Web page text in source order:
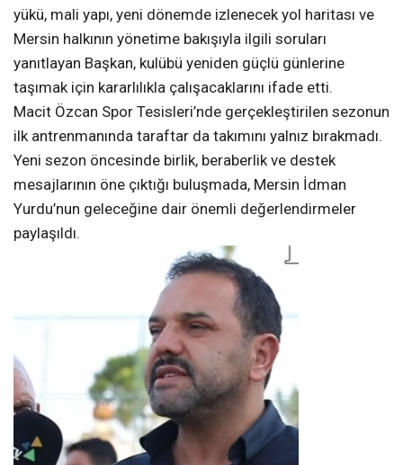
yükü, mali yapı, yeni dönemde izlenecek yol haritası ve
Mersin halkının yönetime bakışıyla ilgili soruları
yanıtlayan Başkan, kulübü yeniden güçlü günlerine
taşımak için kararlılıkla çalışacaklarını ifade etti.
Macit Özcan Spor Tesisleri’nde gerçekleştirilen sezonun
ilk antrenmanında taraftar da takımını yalnız bırakmadı.
Yeni sezon öncesinde birlik, beraberlik ve destek
mesajlarının öne çıktığı buluşmada, Mersin İdman
Yurdu’nun geleceğine dair önemli değerlendirmeler
paylaşıldı.